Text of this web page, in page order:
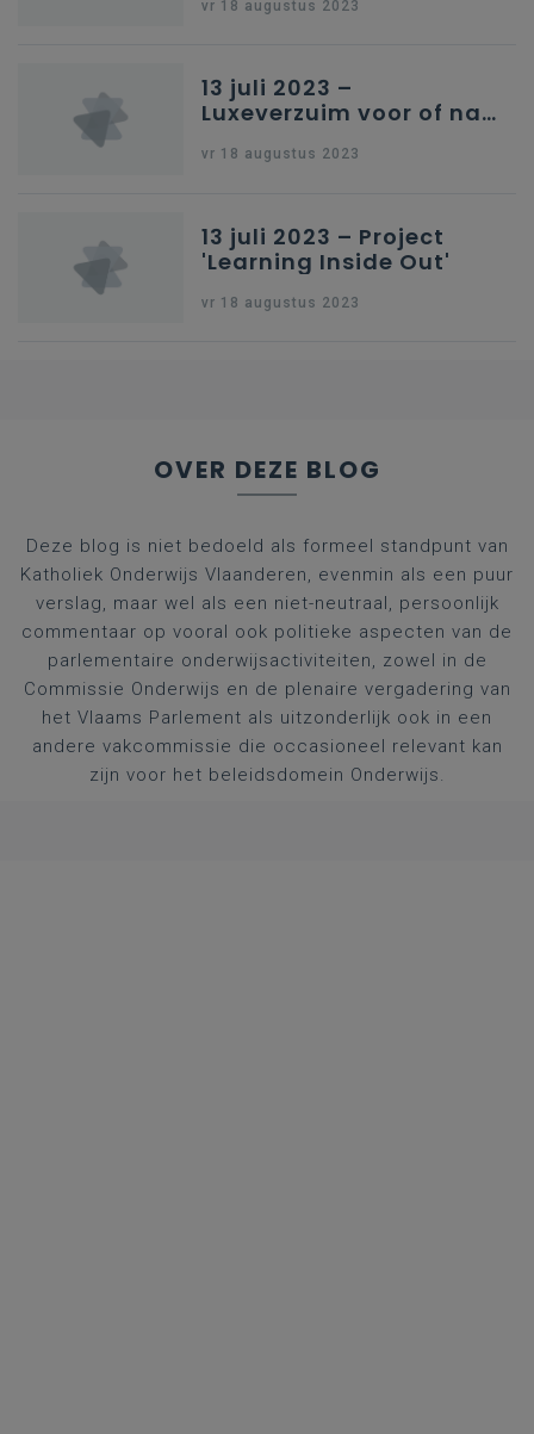
vr 18 augustus 2023
13 juli 2023 –
Luxeverzuim voor of na
vr 18 augustus 2023
13 juli 2023 – Project
'Learning Inside Out'
vr 18 augustus 2023
OVER DEZE BLOG
Deze blog is niet bedoeld als formeel standpunt van
Katholiek Onderwijs Vlaanderen, evenmin als een puur
verslag, maar wel als een niet-neutraal, persoonlijk
commentaar op vooral ook politieke aspecten van de
parlementaire onderwijsactiviteiten, zowel in de
Commissie Onderwijs en de plenaire vergadering van
het Vlaams Parlement als uitzonderlijk ook in een
andere vakcommissie die occasioneel relevant kan
zijn voor het beleidsdomein Onderwijs.